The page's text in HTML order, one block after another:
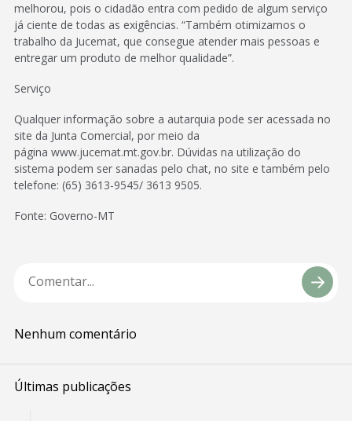
melhorou, pois o cidadão entra com pedido de algum serviço
já ciente de todas as exigências. “Também otimizamos o
trabalho da Jucemat, que consegue atender mais pessoas e
entregar um produto de melhor qualidade”.
Serviço
Qualquer informação sobre a autarquia pode ser acessada no
site da Junta Comercial, por meio da
página www.jucemat.mt.gov.br. Dúvidas na utilização do
sistema podem ser sanadas pelo chat, no site e também pelo
telefone: (65) 3613-9545/ 3613 9505.
Fonte: Governo-MT
Nenhum comentário
Últimas publicações